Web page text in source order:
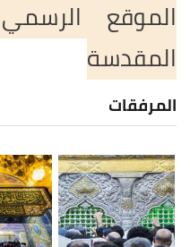
الموقع
المقدسة
المرفقات